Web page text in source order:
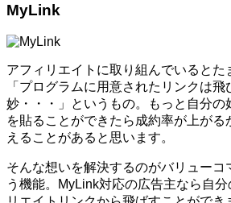
MyLink
アフィリエイトに取り組んでいるとた
「プログラムに用意されたリンクは飛
妙・・・」というもの。もっと自分の
を貼ることができたら成約率が上がる
えることがあると思います。
そんな想いを解決するのがバリューコ
う機能。MyLink対応の広告主なら自